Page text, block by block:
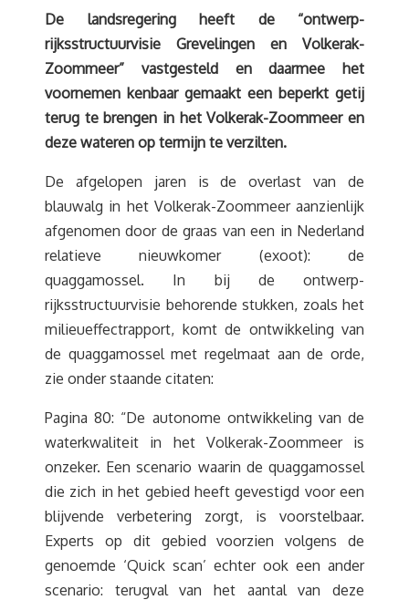
De landsregering heeft de “ontwerp-
rijksstructuurvisie Grevelingen en Volkerak-
Zoommeer” vastgesteld en daarmee het
voornemen kenbaar gemaakt een beperkt getij
terug te brengen in het Volkerak-Zoommeer en
deze wateren op termijn te verzilten.
De afgelopen jaren is de overlast van de
blauwalg in het Volkerak-Zoommeer aanzienlijk
afgenomen door de graas van een in Nederland
relatieve nieuwkomer (exoot): de
quaggamossel. In bij de ontwerp-
rijksstructuurvisie behorende stukken, zoals het
milieueffectrapport, komt de ontwikkeling van
de quaggamossel met regelmaat aan de orde,
zie onder staande citaten:
Pagina 80: “De autonome ontwikkeling van de
waterkwaliteit in het Volkerak-Zoommeer is
onzeker. Een scenario waarin de quaggamossel
die zich in het gebied heeft gevestigd voor een
blijvende verbetering zorgt, is voorstelbaar.
Experts op dit gebied voorzien volgens de
genoemde ‘Quick scan’ echter ook een ander
scenario: terugval van het aantal van deze